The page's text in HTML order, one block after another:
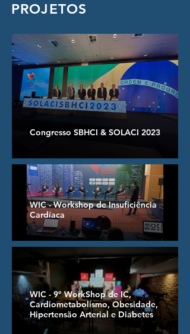
PROJETOS
Congresso SBHCI & SOLACI 2023
WIC - Workshop de Insuficiência
Cardíaca
WIC - 9º WorkShop de IC,
Cardiometabolismo, Obesidade,
Hipertensão Arterial e Diabetes